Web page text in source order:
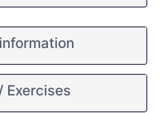
Exercises